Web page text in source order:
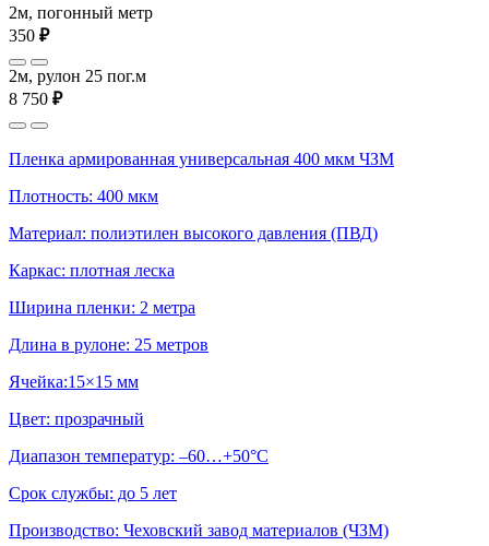
2м, погонный метр
350 ₽
2м, рулон 25 пог.м
8 750 ₽
Пленка армированная универсальная 400 мкм ЧЗМ
Плотность: 400 мкм
Материал: полиэтилен высокого давления (ПВД)
Каркас: плотная леска
Ширина пленки: 2 метра
Длина в рулоне: 25 метров
Ячейка:15×15 мм
Цвет: прозрачный
Диапазон температур: –60…+50°С
Срок службы: до 5 лет
Производство: Чеховский завод материалов (ЧЗМ)